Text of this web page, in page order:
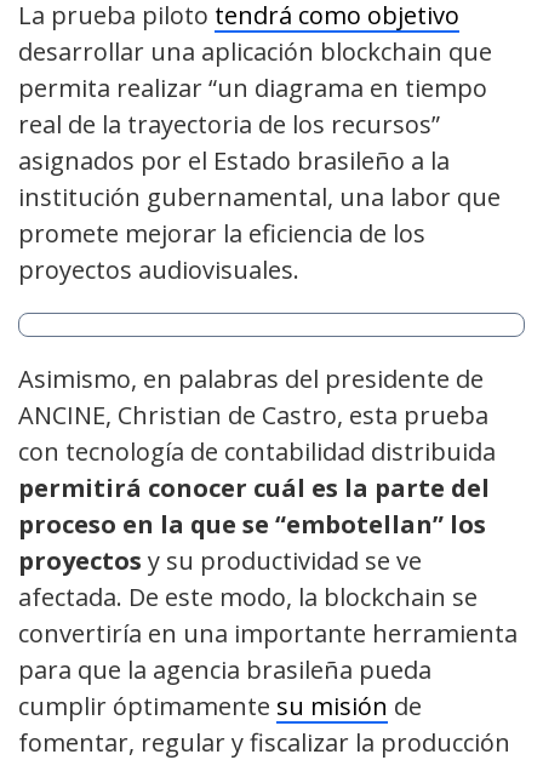
La prueba piloto tendrá como objetivo
desarrollar una aplicación blockchain que
permita realizar “un diagrama en tiempo
real de la trayectoria de los recursos”
asignados por el Estado brasileño a la
institución gubernamental, una labor que
promete mejorar la eficiencia de los
proyectos audiovisuales.
Asimismo, en palabras del presidente de
ANCINE, Christian de Castro, esta prueba
con tecnología de contabilidad distribuida
permitirá conocer cuál es la parte del
proceso en la que se “embotellan” los
proyectos y su productividad se ve
afectada. De este modo, la blockchain se
convertiría en una importante herramienta
para que la agencia brasileña pueda
cumplir óptimamente su misión de
fomentar, regular y fiscalizar la producción